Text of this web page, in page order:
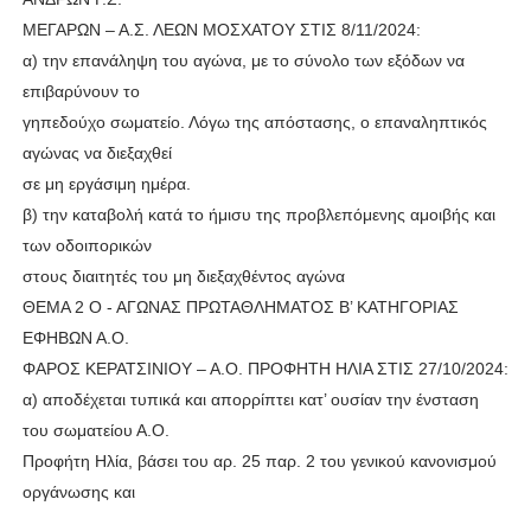
Play off B εφήβων Β φάση Στο f4 ΑΕ Ρέντη, Πέρα , Ερμής
ΜΕΓΑΡΩΝ – Α.Σ. ΛΕΩΝ ΜΟΣΧΑΤΟΥ ΣΤΙΣ 8/11/2024:
α) την επανάληψη του αγώνα, με το σύνολο των εξόδων να
επιβαρύνουν το
γηπεδούχο σωματείο. Λόγω της απόστασης, ο επαναληπτικός
αγώνας να διεξαχθεί
σε μη εργάσιμη ημέρα.
β) την καταβολή κατά το ήμισυ της προβλεπόμενης αμοιβής και
των οδοιπορικών
στους διαιτητές του μη διεξαχθέντος αγώνα
ΘΕΜΑ 2 Ο - ΑΓΩΝΑΣ ΠΡΩΤΑΘΛΗΜΑΤΟΣ Β’ ΚΑΤΗΓΟΡΙΑΣ
ΕΦΗΒΩΝ Α.Ο.
ΦΑΡΟΣ ΚΕΡΑΤΣΙΝΙΟΥ – Α.Ο. ΠΡΟΦΗΤΗ ΗΛΙΑ ΣΤΙΣ 27/10/2024:
α) αποδέχεται τυπικά και απορρίπτει κατ’ ουσίαν την ένσταση
του σωματείου Α.Ο.
Προφήτη Ηλία, βάσει του αρ. 25 παρ. 2 του γενικού κανονισμού
οργάνωσης και